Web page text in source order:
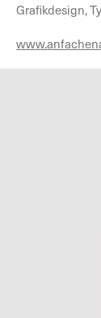
Grafikdesign,